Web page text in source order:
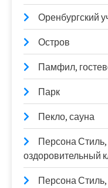
Оренбургский
Остров
Памфил,
Парк
Пекло, сауна
Персона
оздоровительный
Персона